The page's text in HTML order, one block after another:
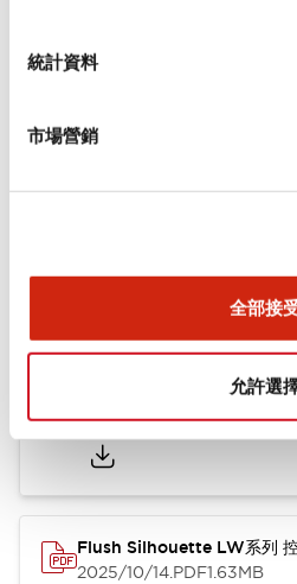
統計資料
市場營銷
全部接
允許選
安裝和安裝規範
認證與標準
Flush Silhouette LW系列
2025/09/19.PDF1.23MB
Flush Silhouette LW系列
2025/10/14.PDF1.63MB